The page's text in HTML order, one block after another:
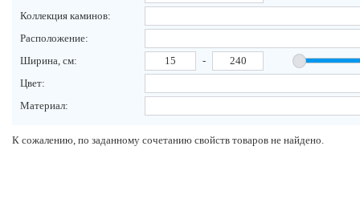
Коллекция каминов:
Расположение:
Ширина, см:
-
Цвет:
Материал:
К сожалению, по заданному сочетанию свойств товаров не найдено.